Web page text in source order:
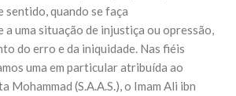
sentido, quando se faça
a uma situação de injustiça ou opressão,
do erro e da iniquidade. Nas fiéis
uma em particular atribuída ao
Mohammad (S.A.A.S.), o Imam Ali ibn